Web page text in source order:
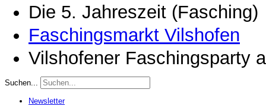
Die 5. Jahreszeit (Fasching)
Faschingsmarkt Vilshofen
Vilshofener Faschingsparty
Suchen...
Newsletter